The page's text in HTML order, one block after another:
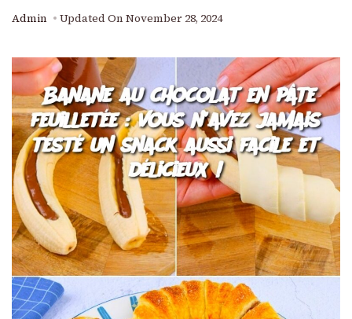
Admin Updated On November 28, 2024